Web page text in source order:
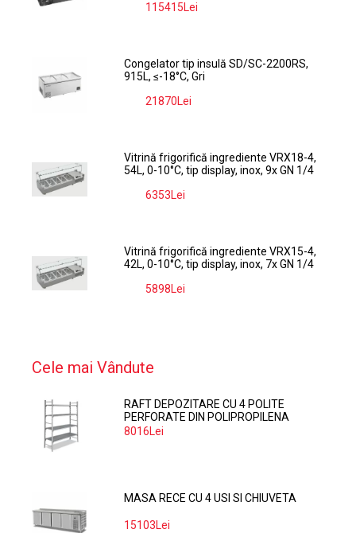
115415Lei
Congelator tip insulă SD/SC-2200RS,
915L, ≤-18°C, Gri
21870Lei
Vitrină frigorifică ingrediente VRX18-4,
54L, 0-10°C, tip display, inox, 9x GN 1/4
6353Lei
Vitrină frigorifică ingrediente VRX15-4,
42L, 0-10°C, tip display, inox, 7x GN 1/4
5898Lei
Cele mai Vândute
RAFT DEPOZITARE CU 4 POLITE
PERFORATE DIN POLIPROPILENA
374*60 CM
8016Lei
MASA RECE CU 4 USI SI CHIUVETA
15103Lei